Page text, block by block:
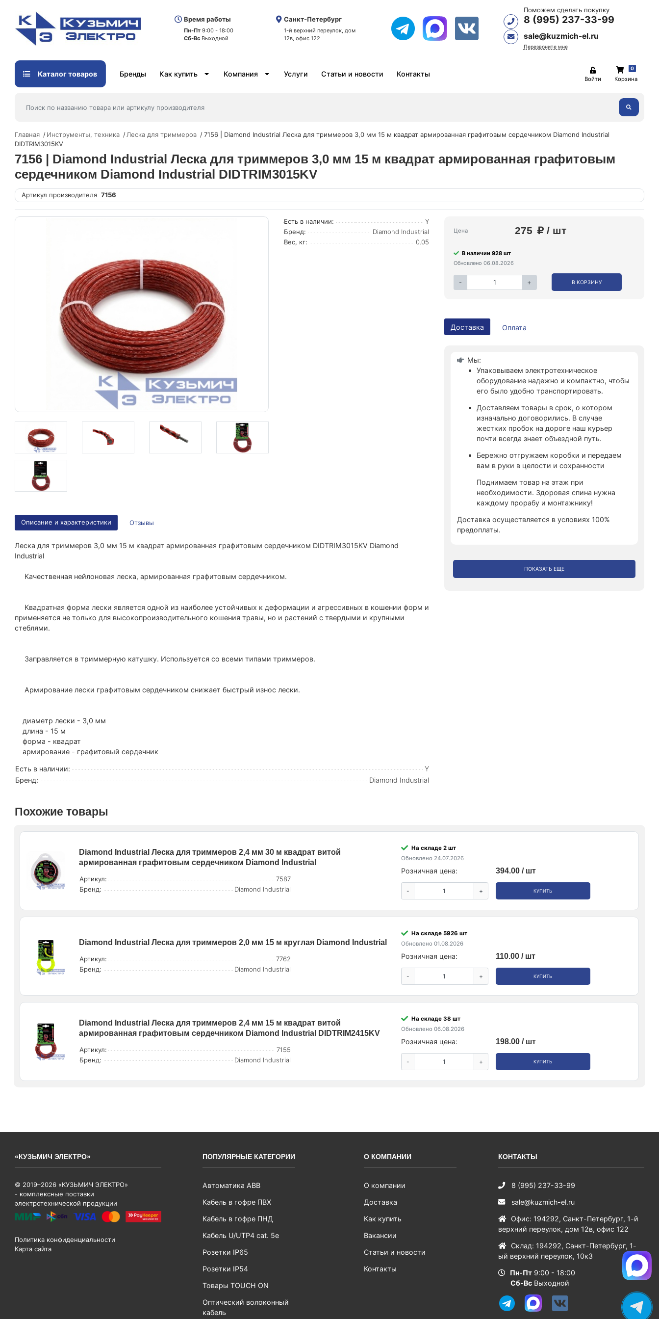
Время работы
Пн-Пт 9:00 - 18:00
Сб-Вс Выходной
Санкт-Петербург
1-й верхний переулок, дом
12в, офис 122
Поможем сделать покупку
8 (995) 237-33-99
sale@kuzmich-el.ru
Перезвоните мне
Каталог товаров Бренды Как купить Компания Услуги Статьи и новости Контакты
Войти
0
Корзина
Главная Инструменты, техника Леска для триммеров
7156 | Diamond Industrial Леска для триммеров 3,0 мм 15 м квадрат армированная графитовым сердечником Diamond Industrial
DIDTRIM3015KV
7156 | Diamond Industrial Леска для триммеров 3,0 мм 15 м квадрат армированная графитовым
сердечником Diamond Industrial DIDTRIM3015KV
Артикул производителя 7156
Есть в наличии:
Y
Бренд:
Diamond Industrial
Вес, кг:
0.05
Цена 275 / шт
В наличии 928 шт
Обновлено 06.08.2026
- + В КОРЗИНУ
Доставка Оплата
Мы:
Упаковываем электротехническое
оборудование надежно и компактно, чтобы
его было удобно транспортировать.
Доставляем товары в срок, о котором
изначально договорились. В случае
жестких пробок на дороге наш курьер
почти всегда знает объездной путь.
Бережно отгружаем коробки и передаем
вам в руки в целости и сохранности
Поднимаем товар на этаж при
необходимости. Здоровая спина нужна
каждому прорабу и монтажнику!
Доставка осуществляется в условиях 100%
предоплаты.
ПОКАЗАТЬ ЕЩЕ
Описание и характеристики Отзывы
Леска для триммеров 3,0 мм 15 м квадрат армированная графитовым сердечником DIDTRIM3015KV Diamond
Industrial
Качественная нейлоновая леска, армированная графитовым сердечником.
Квадратная форма лески является одной из наиболее устойчивых к деформации и агрессивных в кошении форм и
применяется не только для высокопроизводительного кошения травы, но и растений с твердыми и крупными
стеблями.
Заправляется в триммерную катушку. Используется со всеми типами триммеров.
Армирование лески графитовым сердечником снижает быстрый износ лески.
диаметр лески - 3,0 мм
длина - 15 м
форма - квадрат
армирование - графитовый сердечник
Есть в наличии:
Y
Бренд:
Diamond Industrial
Похожие товары
Diamond Industrial Леска для триммеров 2,4 мм 30 м квадрат витой
армированная графитовым сердечником Diamond Industrial
Артикул:
7587
Бренд:
Diamond Industrial
На складе 2 шт
Обновлено 24.07.2026
Розничная цена: 394.00 / шт
- + КУПИТЬ
Diamond Industrial Леска для триммеров 2,0 мм 15 м круглая Diamond Industrial
Артикул:
7762
Бренд:
Diamond Industrial
На складе 5926 шт
Обновлено 01.08.2026
Розничная цена: 110.00 / шт
- + КУПИТЬ
Diamond Industrial Леска для триммеров 2,4 мм 15 м квадрат витой
армированная графитовым сердечником Diamond Industrial DIDTRIM2415KV
Артикул:
7155
Бренд:
Diamond Industrial
На складе 38 шт
Обновлено 06.08.2026
Розничная цена: 198.00 / шт
- + КУПИТЬ
«КУЗЬМИЧ ЭЛЕКТРО»
© 2019–2026 «КУЗЬМИЧ ЭЛЕКТРО»
- комплексные поставки
электротехнической продукции
Политика конфиденциальности
Карта сайта
ПОПУЛЯРНЫЕ КАТЕГОРИИ
Автоматика ABB
Кабель в гофре ПВХ
Кабель в гофре ПНД
Кабель U/UTP4 cat. 5e
Розетки IP65
Розетки IP54
Товары TOUCH ON
Оптический волоконный
кабель
О КОМПАНИИ
О компании
Доставка
Как купить
Вакансии
Статьи и новости
Контакты
КОНТАКТЫ
8 (995) 237-33-99
sale@kuzmich-el.ru
Офис: 194292, Санкт-Петербург, 1-й
верхний переулок, дом 12в, офис 122
Склад: 194292, Санкт-Петербург, 1-
ый верхний переулок, 10к3
Пн-Пт 9:00 - 18:00
Сб-ВсВыходной